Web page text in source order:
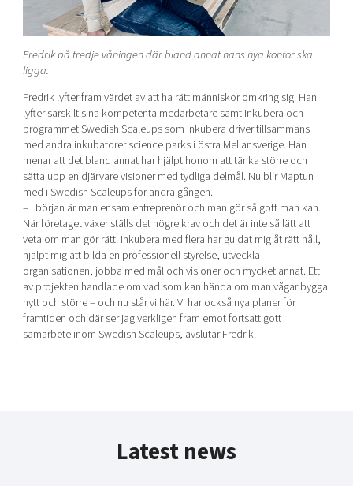
Fredrik på tredje våningen där bland annat hans nya kontor ska
ligga.
Fredrik lyfter fram värdet av att ha rätt människor omkring sig. Han
lyfter särskilt sina kompetenta medarbetare samt Inkubera och
programmet Swedish Scaleups som Inkubera driver tillsammans
med andra inkubatorer science parks i östra Mellansverige. Han
menar att det bland annat har hjälpt honom att tänka större och
sätta upp en djärvare visioner med tydliga delmål. Nu blir Maptun
med i Swedish Scaleups för andra gången.
– I början är man ensam entreprenör och man gör så gott man kan.
När företaget växer ställs det högre krav och det är inte så lätt att
veta om man gör rätt. Inkubera med flera har guidat mig åt rätt håll,
hjälpt mig att bilda en professionell styrelse, utveckla
organisationen, jobba med mål och visioner och mycket annat. Ett
av projekten handlade om vad som kan hända om man vågar bygga
nytt och större – och nu står vi här. Vi har också nya planer för
framtiden och där ser jag verkligen fram emot fortsatt gott
samarbete inom Swedish Scaleups, avslutar Fredrik.
Latest news